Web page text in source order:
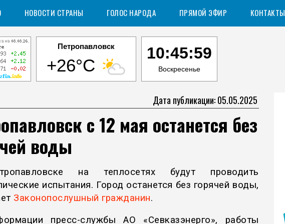
НОВОСТИ СТРАНЫ ГОЛОС НАРОДА ПРЯМОЙ ЭФИР КОНТАКТЫ
Петропавловск
+26°C
10:46:00
Воскресенье
Дата публикации: 05.05.2025
с 12 мая останется без
воды
на теплосетях будут проводить
испытания. Город останется без горячей воды,
Законопослушный гражданин.
пресс-службы АО «Севказэнерго», работы